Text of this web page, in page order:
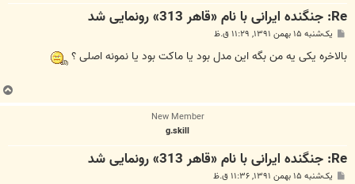
Re: جنگنده ایرانی با نام «قاهر 313» رونمایی شد
پ
ت
یک‌شنبه ۱۵ بهمن ۱۳۹۱, ۱۱:۲۹ ق.ظ
بالاخره یکی یه من بگه این مدل بود یا ماکت بود یا نمونه اصلی ؟
ب
ا
New Member
g.skill
Re: جنگنده ایرانی با نام «قاهر 313» رونمایی شد
پ یک‌شنبه ۱۵ بهمن ۱۳۹۱, ۱۱:۳۶ ق.ظ